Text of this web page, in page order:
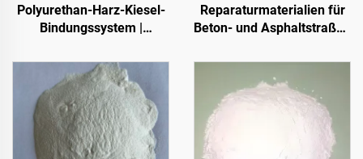
Polyurethan-Harz-Kiesel-
Bindungssystem |
Polyurethan für
Landschaftsgestaltung
und Dekoration
Reparaturmaterialien für
Beton- und Asphaltstraßen
Fahrbahndefekten und
Oberflächenrenovierung